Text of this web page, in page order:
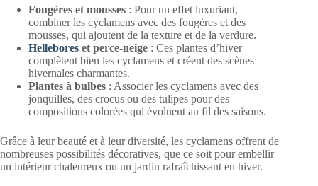
Fougères et mousses : Pour un effet luxuriant,
combiner les cyclamens avec des fougères et des
mousses, qui ajoutent de la texture et de la verdure.
Hellebores et perce-neige : Ces plantes d’hiver
complètent bien les cyclamens et créent des scènes
hivernales charmantes.
Plantes à bulbes : Associer les cyclamens avec des
jonquilles, des crocus ou des tulipes pour des
compositions colorées qui évoluent au fil des saisons.
Grâce à leur beauté et à leur diversité, les cyclamens offrent de
nombreuses possibilités décoratives, que ce soit pour embellir
un intérieur chaleureux ou un jardin rafraîchissant en hiver.